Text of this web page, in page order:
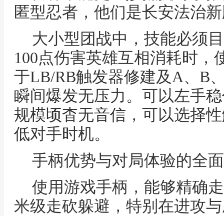
匿型忍者，他们是长安法治
大小型团战中，技能必须
100点伤害英雄互相消耗时，
于LB/RB触发器修建及A、B
瞬间爆发无压力。可以左手
规模顷杳无音信，可以选择
低对手时机。
手柄优势与对局体验的全
使用游戏手柄，能够精确
米级走砍躲避，特别在进攻